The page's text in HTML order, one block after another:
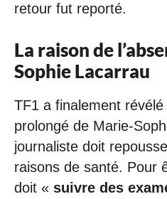
retour fut reporté.
La raison de
Sophie Lacarrau
TF1 a finalement
prolongé de Marie-
journaliste doit
raisons de santé. Pour
doit « suivre des